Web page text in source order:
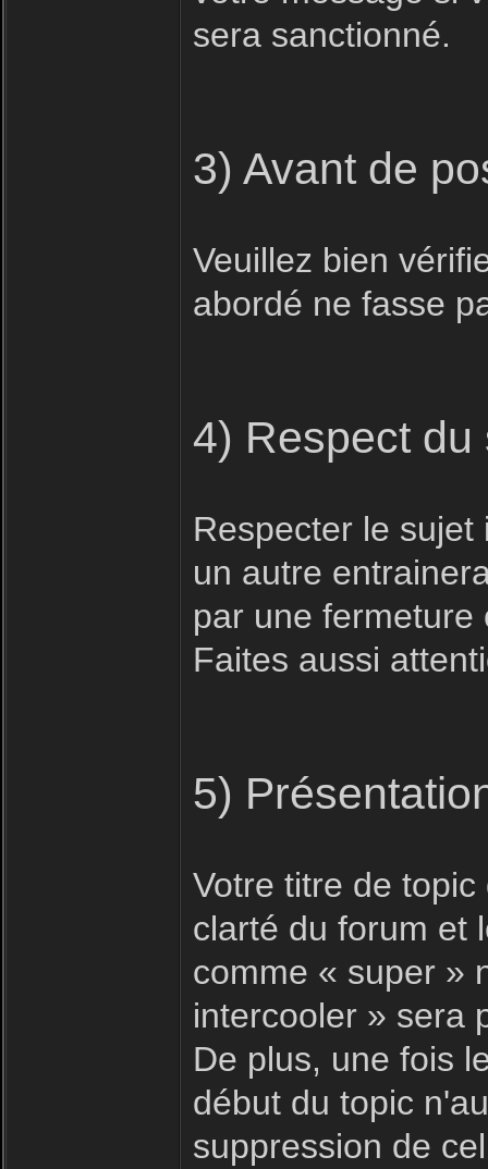
sera sanctionné.
3) Avant de
Veuillez bien
abordé ne fasse
4) Respect
Respecter le sujet
un autre
par une
Faites aussi
5)
Votre titre de
clarté du forum et
comme « super »
intercooler » sera
De plus, une fois
début du topic
suppression de